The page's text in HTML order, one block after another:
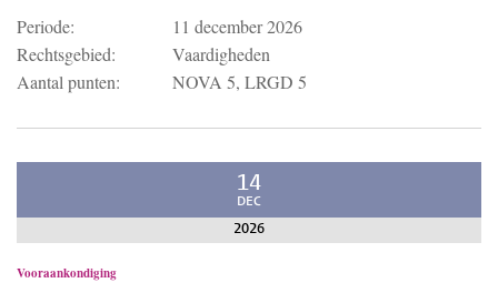
Periode:
11 december 2026
Rechtsgebied:
Vaardigheden
Aantal punten:
NOVA 5, LRGD 5
14
DEC
2026
Vooraankondiging